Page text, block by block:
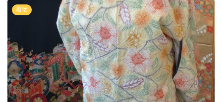
着物